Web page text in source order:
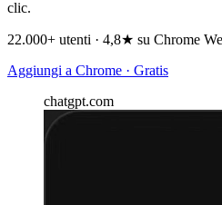
clic.
22.000+ utenti · 4,8★ su Chrome
Aggiungi a Chrome · Gratis
chatgpt.com